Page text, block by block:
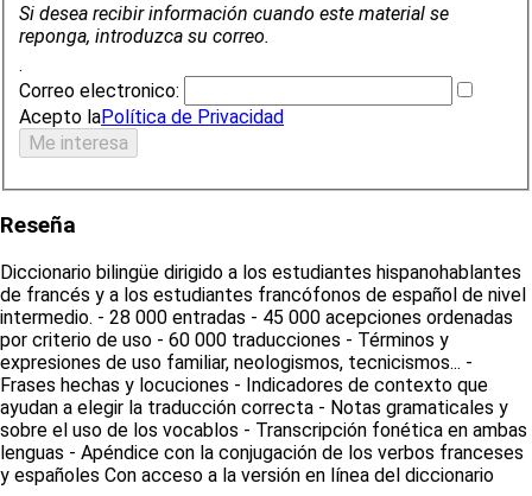
Si desea recibir información cuando este material se
reponga, introduzca su correo.
.
Correo electronico:
Acepto laPolítica de Privacidad
Reseña
Diccionario bilingüe dirigido a los estudiantes hispanohablantes
de francés y a los estudiantes francófonos de español de nivel
intermedio. - 28 000 entradas - 45 000 acepciones ordenadas
por criterio de uso - 60 000 traducciones - Términos y
expresiones de uso familiar, neologismos, tecnicismos... -
Frases hechas y locuciones - Indicadores de contexto que
ayudan a elegir la traducción correcta - Notas gramaticales y
sobre el uso de los vocablos - Transcripción fonética en ambas
lenguas - Apéndice con la conjugación de los verbos franceses
y españoles Con acceso a la versión en línea del diccionario